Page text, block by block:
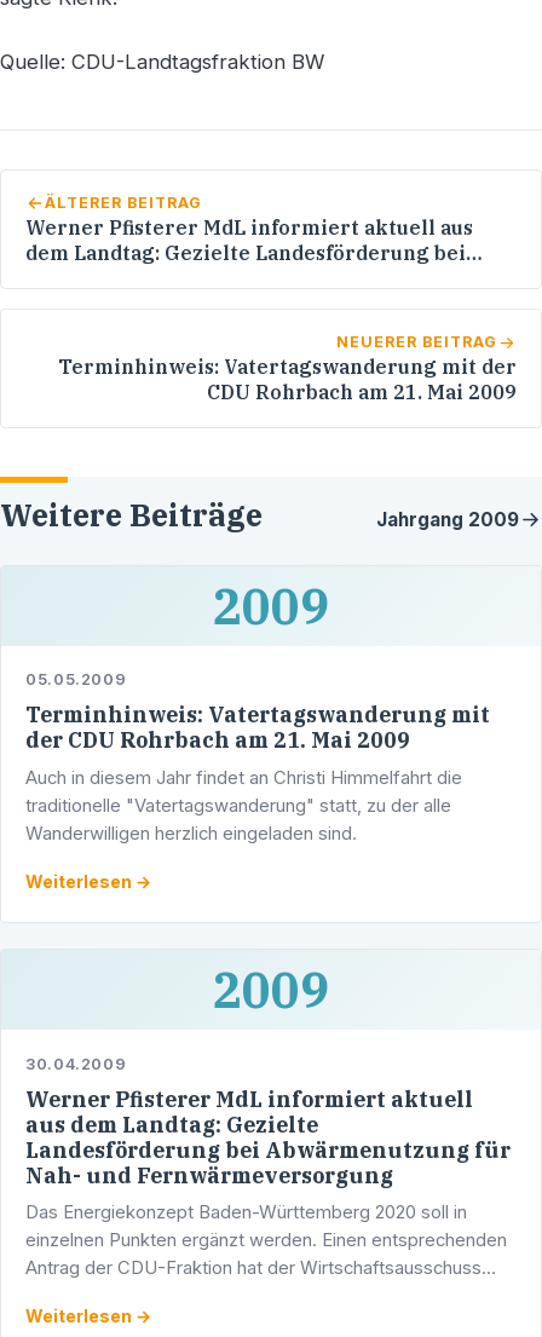
Quelle: CDU-Landtagsfraktion BW
ÄLTERER BEITRAG
Werner Pfisterer MdL informiert aktuell aus
dem Landtag: Gezielte Landesförderung bei
Fernwärmeversorgung
NEUERER BEITRAG
Terminhinweis: Vatertagswanderung mit der
CDU Rohrbach am 21. Mai 2009
Weitere Beiträge Jahrgang 2009
2009
05.05.2009
Terminhinweis: Vatertagswanderung mit
der CDU Rohrbach am 21. Mai 2009
Auch in diesem Jahr findet an Christi Himmelfahrt die
traditionelle "Vatertagswanderung" statt, zu der alle
Wanderwilligen herzlich eingeladen sind.
Weiterlesen →
2009
30.04.2009
Werner Pfisterer MdL informiert aktuell
aus dem Landtag: Gezielte
Landesförderung bei Abwärmenutzung für
Nah- und Fernwärmeversorgung
Das Energiekonzept Baden-Württemberg 2020 soll in
einzelnen Punkten ergänzt werden. Einen entsprechenden
Antrag der CDU-Fraktion hat der Wirtschaftsausschuss
2009, …
Weiterlesen →